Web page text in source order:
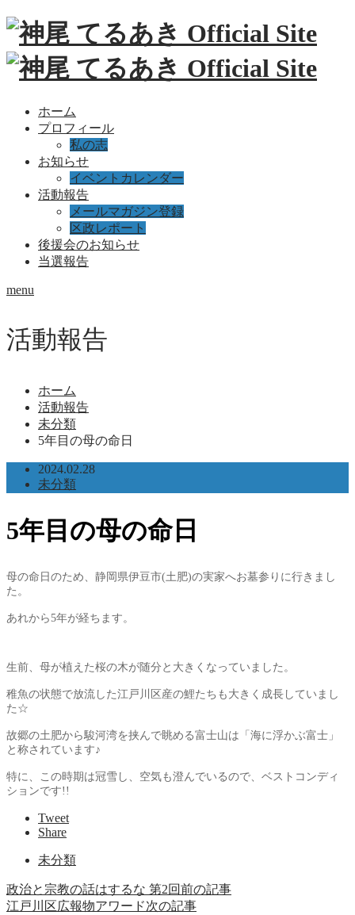
ホーム
プロフィール
私の志
お知らせ
イベントカレンダー
活動報告
メールマガジン登録
区政レポート
後援会のお知らせ
当選報告
menu
活動報告
ホーム
活動報告
未分類
5年目の母の命日
2024.02.28
未分類
5年目の母の命日
母の命日のため、静岡県伊豆市(土肥)の実家へお墓参りに行きまし
た。
あれから5年が経ちます。
生前、母が植えた桜の木が随分と大きくなっていました。
稚魚の状態で放流した江戸川区産の鯉たちも大きく成長していまし
た☆
故郷の土肥から駿河湾を挟んで眺める富士山は「海に浮かぶ富士」
と称されています♪
特に、この時期は冠雪し、空気も澄んでいるので、ベストコンディ
ションです!!
Tweet
Share
未分類
政治と宗教の話はするな 第2回前の記事
江戸川区広報物アワード次の記事